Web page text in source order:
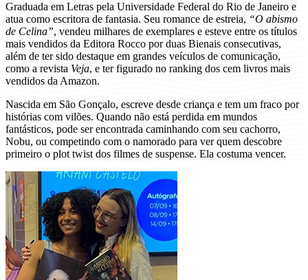
Graduada em Letras pela Universidade Federal do Rio de Janeiro e
atua como escritora de fantasia. Seu romance de estreia, “O abismo
de Celina”, vendeu milhares de exemplares e esteve entre os títulos
mais vendidos da Editora Rocco por duas Bienais consecutivas,
além de ter sido destaque em grandes veículos de comunicação,
como a revista Veja, e ter figurado no ranking dos cem livros mais
vendidos da Amazon.
Nascida em São Gonçalo, escreve desde criança e tem um fraco por
histórias com vilões. Quando não está perdida em mundos
fantásticos, pode ser encontrada caminhando com seu cachorro,
Nobu, ou competindo com o namorado para ver quem descobre
primeiro o plot twist dos filmes de suspense. Ela costuma vencer.